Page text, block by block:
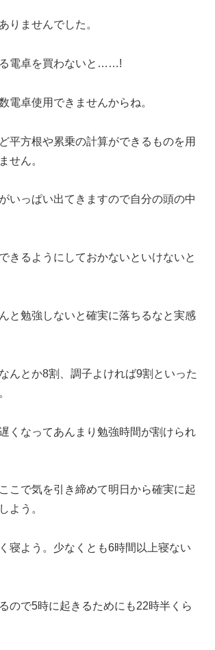
りませんでした。
電卓を買わないと……!
電卓使用できませんからね。
平方根や累乗の計算ができるものを用
せん。
いっぱい出てきますので自分の頭の中
きるようにしておかないといけないと
と勉強しないと確実に落ちるなと実感
んとか8割、調子よければ9割といった
くなってあんまり勉強時間が割けられ
こで気を引き締めて明日から確実に起
よう。
寝よう。少なくとも6時間以上寝ない
ので5時に起きるためにも22時半くら